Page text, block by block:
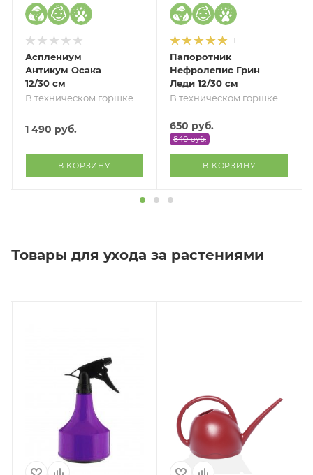
Асплениум
Антикум Осака
12/30 см
В техническом горшке
1 490 руб.
В КОРЗИНУ
1
Папоротник
Нефролепис Грин
Леди 12/30 см
В техническом горшке
650 руб.
840руб.
В КОРЗИНУ
Товары для ухода за растениями